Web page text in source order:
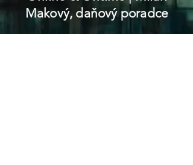
Makový, daňový poradce